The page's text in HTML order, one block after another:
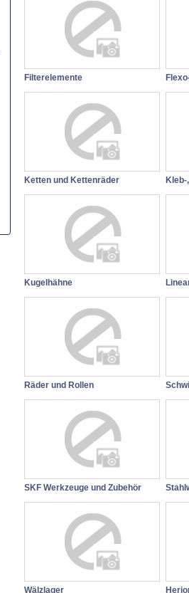
Filterelemente
Ketten und Kettenräder
Kugelhähne
Räder und Rollen
SKF Werkzeuge und Zubehör
Wälzlager